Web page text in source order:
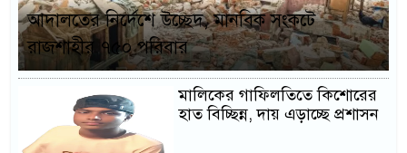
আদালতের নির্দেশে উচ্ছেদ, মানবিক সংকটে
রাজশাহীর ৭৫০ পরিবার
মালিকের গাফিলতিতে কিশোরের
হাত বিচ্ছিন্ন, দায় এড়াচ্ছে প্রশাসন